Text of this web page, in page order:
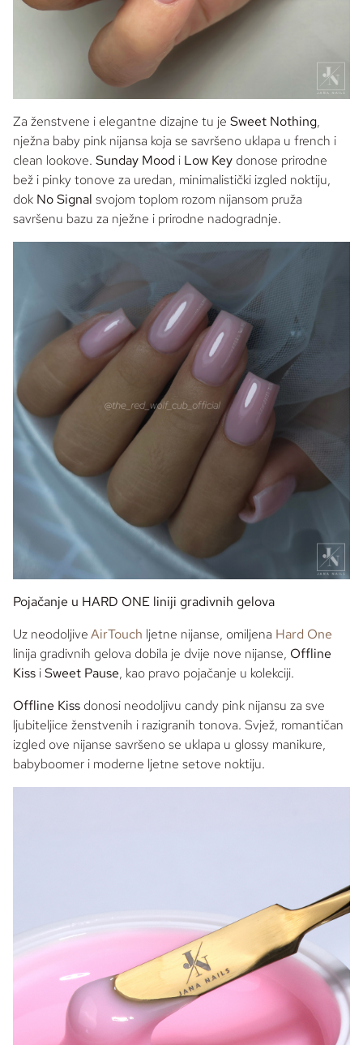
Za ženstvene i elegantne dizajne tu je Sweet Nothing,
nježna baby pink nijansa koja se savršeno uklapa u french i
clean lookove. Sunday Mood i Low Key donose prirodne
bež i pinkytonove za uredan, minimalistički izgled noktiju,
dok No Signal svojom toplom rozom nijansom pruža
savršenu bazu za nježne i prirodne nadogradnje.
Pojačanje u HARD ONE liniji gradivnih gelova
Uz neodoljiveAirTouch ljetne nijanse, omiljena Hard One
linija gradivnih gelova dobila je dvije nove nijanse, Offline
Kiss iSweet Pause, kao pravo pojačanje u kolekciji.
Offline Kiss donosi neodoljivu candy pink nijansu za sve
ljubiteljice ženstvenih i razigranih tonova. Svjež, romantičan
izgled ove nijanse savršeno se uklapa u glossy manikure,
babyboomer i moderne ljetne setove noktiju.